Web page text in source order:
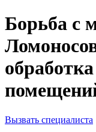
Борьба с
Вызвать специалиста